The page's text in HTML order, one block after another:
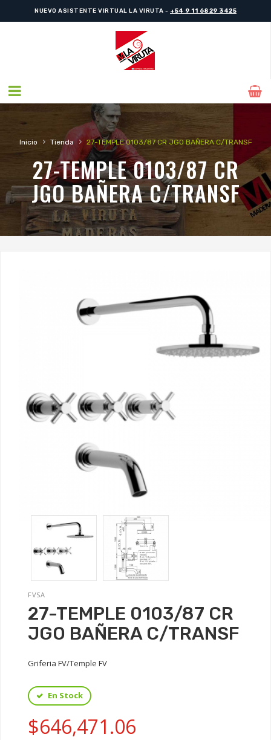
NUEVO ASISTENTE VIRTUAL LA VIRUTA - +54 9 11 6829 3425
Inicio › Tienda › 27-TEMPLE 0103/87 CR JGO BAÑERA C/TRANSF
27-TEMPLE 0103/87 CR
JGO BAÑERA C/TRANSF
FVSA
27-TEMPLE 0103/87 CR
JGO BAÑERA C/TRANSF
Griferia FV/Temple FV
En Stock
$646,471.06